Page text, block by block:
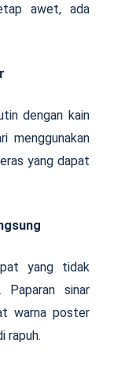
awet, ada
dengan kain
menggunakan
yang dapat
yang tidak
Paparan sinar
warna poster
rapuh.